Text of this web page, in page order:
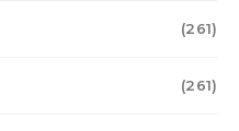
(261)
(261)